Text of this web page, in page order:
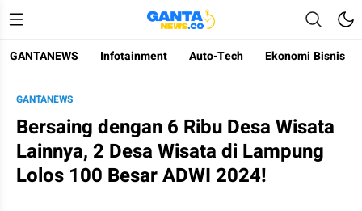
Gantanews
Informasi Membangun Bangsa
GANTANEWS Infotainment Auto-Tech Ekonomi Bisnis
GANTANEWS
Bersaing dengan 6 Ribu Desa Wisata
Lainnya, 2 Desa Wisata di Lampung
Lolos 100 Besar ADWI 2024!